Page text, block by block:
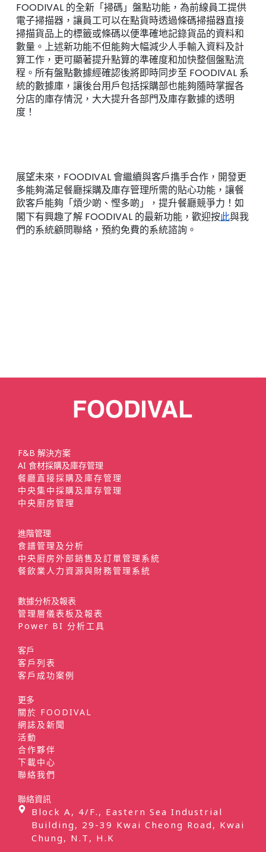
FOODIVAL 的全新「掃碼」盤點功能，為前線員工提供
電子掃描器，讓員工可以在點貨時透過條碼掃描器直接
掃描貨品上的標籤或條碼以便準確地記錄貨品的資料和
數量。上述新功能不但能夠大幅減少人手輸入資料及計
算工作，更可顯著提升點算的準確度和加快整個盤點流
程。所有盤點數據經確認後將即時同步至 FOODIVAL 系
統的數據庫，讓後台用戶包括採購部也能夠隨時掌握各
分店的庫存情況，大大提升各部門及庫存數據的透明
度！
展望未來，FOODIVAL 會繼續與客戶㩦手合作，開發更
多能夠滿足餐廳採購及庫存管理所需的貼心功能，讓餐
飲客戶能夠「煩少啲、慳多啲」，提升餐廳競爭力！如
閣下有興趣了解 FOODIVAL 的最新功能，歡迎按此與我
們的系統顧問聯絡，預約免費的系統諮詢。
F&B 解決方案
AI 食材採購及庫存管理
餐廳直接採購及庫存管理
中央集中採購及庫存管理
中央廚房管理
進階管理
食譜管理及分析
中央廚房外部銷售及訂單管理系統
餐飲業人力資源與財務管理系統
數據分析及報表
管理層儀表板及報表
Power BI 分析工具
客戶
客戶列表
客戶成功案例
更多
關於 FOODIVAL
網誌及新聞
活動
合作夥伴
下載中心
聯絡我們
聯絡資訊
Block A, 4/F., Eastern Sea Industrial
Building, 29-39 Kwai Cheong Road, Kwai
Chung, N.T, H.K